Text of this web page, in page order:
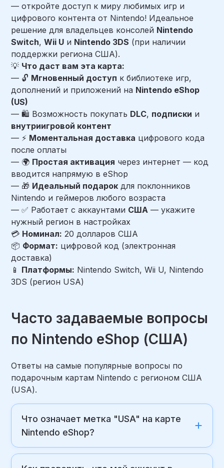
— откройте доступ к миру любимых игр и
цифрового контента от Nintendo! Идеальное
решение для владельцев консолей Nintendo
Switch,Wii U и Nintendo 3DS (при наличии
поддержки региона США).
💡 Что даст вам эта карта:
— 🔓 Мгновенный доступ к библиотеке игр,
дополнений и приложений на Nintendo eShop
(US)
— 🛍️ Возможность покупать DLC, подписки и
внутриигровой контент
— ⚡ Моментальная доставка цифрового кода
после оплаты
— 🌍 Простая активация через интернет — код
вводится напрямую в eShop
— 🎁 Идеальный подарок для поклонников
Nintendo и геймеров любого возраста
— ✅ Работает с аккаунтами США — укажите
нужный регион в настройках
💳 Номинал: 20 долларов США
📦 Формат: цифровой код (электронная
доставка)
📱 Платформы: Nintendo Switch, Wii U, Nintendo
3DS (регион USA)
Часто задаваемые вопросы
по Nintendo eShop (США)
Ответы на самые популярные вопросы по
подарочным картам Nintendo с регионом США
(USA).
Что означает метка "USA" на карте
Nintendo eShop?